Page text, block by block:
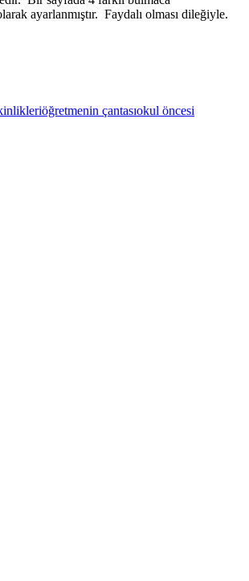
ayarlanmıştır. Faydalı olması dileğiyle.
öğretmenin çantasıokul öncesi